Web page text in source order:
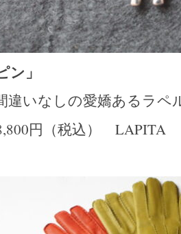
ン」
違いなしの愛嬌あるラペ
円（税込） LAPITA